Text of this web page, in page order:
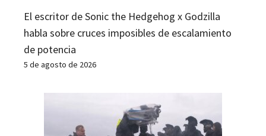
El escritor de Sonic the Hedgehog x Godzilla
habla sobre cruces imposibles de escalamiento
de potencia
5 de agosto de 2026